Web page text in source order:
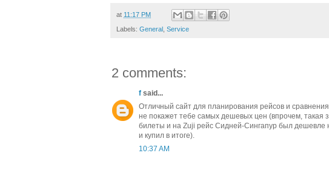
at 11:17 PM
Labels: General Service
2 comments:
f said...
Отличный сайт для планирования рейсов и
не покажет тебе самых дешевых цен (впрочем, такая
билеты и на Zuji рейс Сидней-Сингапур был дешевле
и купил в итоге).
10:37 AM